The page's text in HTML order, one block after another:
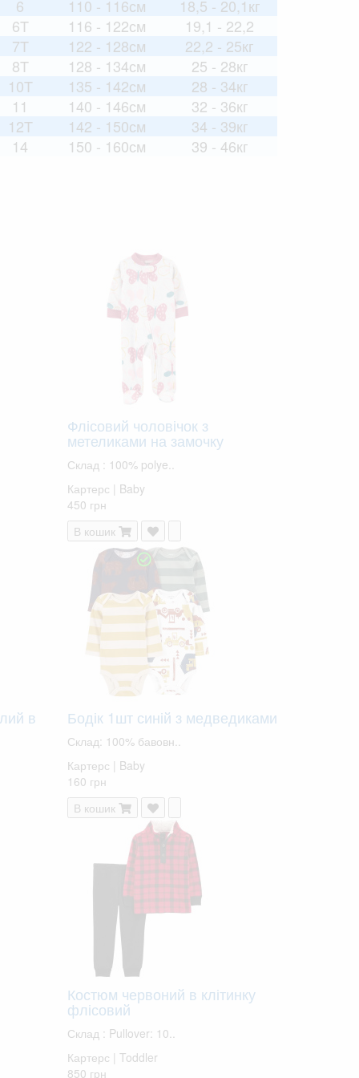
6 110 - 116см
18,5 - 20,1кг
6T
116 - 122см
19,1 - 22,2
7T
122 - 128см
22,2 - 25кг
8T
128 - 134см
25 - 28кг
10T
135 - 142см
28 - 34кг
11
140 - 146см
32 - 36кг
12T
142 - 150см
34 - 39кг
14
150 - 160см 39 - 46кг
Флісовий чоловічок з
метеликами на замочку
Склад : 100% polye..
Картерс | Baby
450 грн
В кошик
в Бодік 1шт синій з медведиками
Склад: 100% бавовн..
Картерс | Baby
160 грн
В кошик
Костюм червоний в клітинку
флісовий
Склад : Pullover: 10..
Картерс | Toddler
850 грн